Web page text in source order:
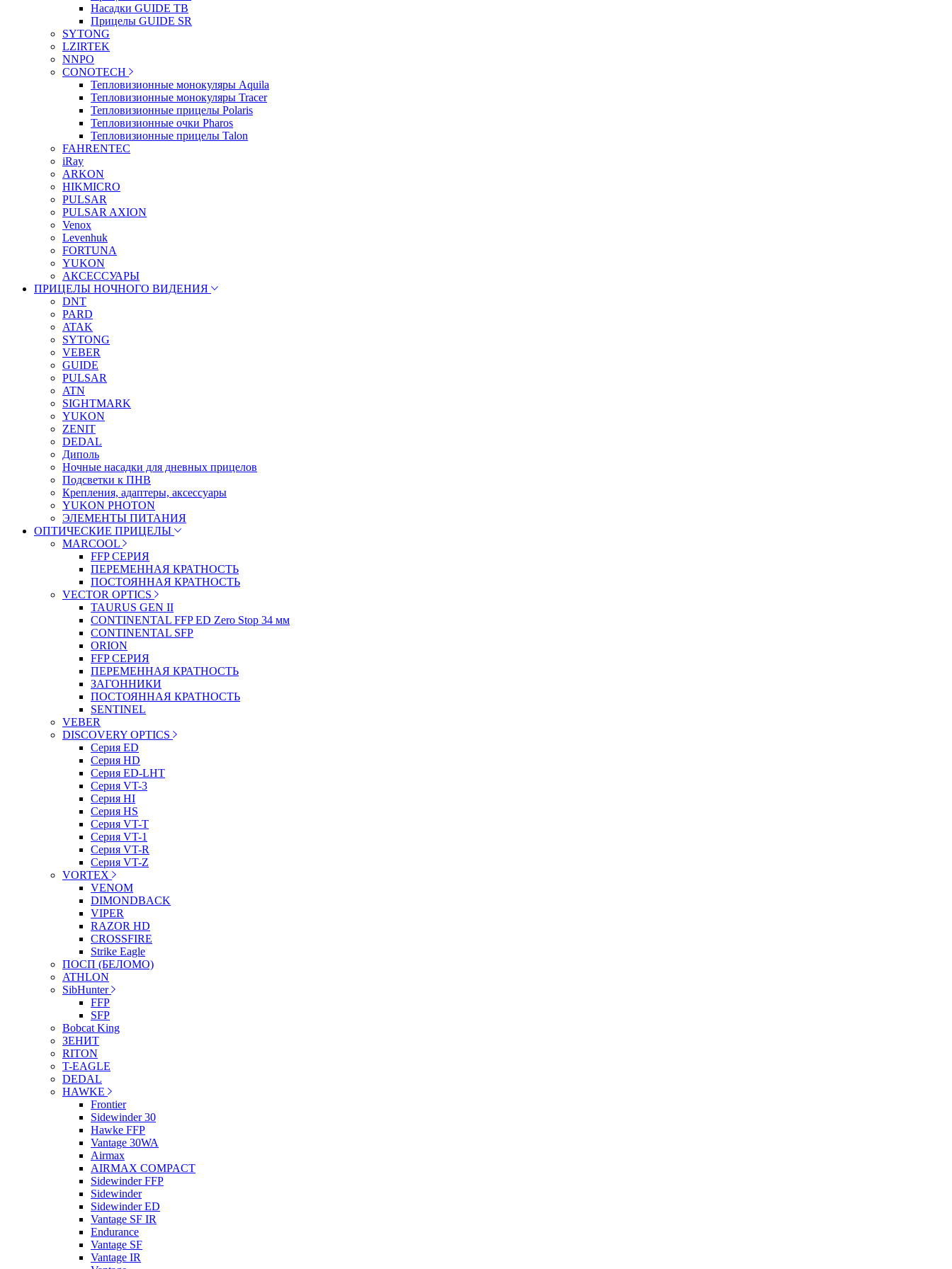
Насадки GUIDE TB
Прицелы GUIDE SR
SYTONG
LZIRTEK
NNPO
CONOTECH
Тепловизионные монокуляры Aquila
Тепловизионные монокуляры Tracer
Тепловизионные прицелы Polaris
Тепловизионные очки Pharos
Тепловизионные прицелы Talon
FAHRENTEC
iRay
ARKON
HIKMICRO
PULSAR
PULSAR AXION
Venox
Levenhuk
FORTUNA
YUKON
АКСЕССУАРЫ
ПРИЦЕЛЫ НОЧНОГО ВИДЕНИЯ
DNT
PARD
ATAK
SYTONG
VEBER
GUIDE
PULSAR
ATN
SIGHTMARK
YUKON
ZENIT
DEDAL
Диполь
Ночные насадки для дневных прицелов
Подсветки к ПНВ
Крепления, адаптеры, аксессуары
YUKON PHOTON
ЭЛЕМЕНТЫ ПИТАНИЯ
ОПТИЧЕСКИЕ ПРИЦЕЛЫ
MARCOOL
FFP СЕРИЯ
ПЕРЕМЕННАЯ КРАТНОСТЬ
ПОСТОЯННАЯ КРАТНОСТЬ
VECTOR OPTICS
TAURUS GEN II
CONTINENTAL FFP ED Zero Stop 34 мм
CONTINENTAL SFP
ORION
FFP СЕРИЯ
ПЕРЕМЕННАЯ КРАТНОСТЬ
ЗАГОННИКИ
ПОСТОЯННАЯ КРАТНОСТЬ
SENTINEL
VEBER
DISCOVERY OPTICS
Серия ED
Серия HD
Серия ED-LHT
Серия VT-3
Серия HI
Серия HS
Серия VT-T
Серия VT-1
Серия VT-R
Серия VT-Z
VORTEX
VENOM
DIMONDBACK
VIPER
RAZOR HD
CROSSFIRE
Strike Eagle
ПОСП (БЕЛОМО)
ATHLON
SibHunter
FFP
SFP
Bobcat King
ЗЕНИТ
RITON
T-EAGLE
DEDAL
HAWKE
Frontier
Sidewinder 30
Hawke FFP
Vantage 30WA
Airmax
AIRMAX COMPACT
Sidewinder FFP
Sidewinder
Sidewinder ED
Vantage SF IR
Endurance
Vantage SF
Vantage IR